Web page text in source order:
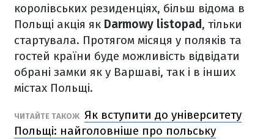
королівських резиденціях, більш відома в
Польщі акція як Darmowy listopad, тільки
стартувала. Протягом місяця у поляків та
гостей країни буде можливість відвідати
обрані замки як у Варшаві, так і в інших
містах Польщі.
ЧИТАЙТЕ ТАКОЖ Як вступити до університету
Польщі: найголовніше про польську